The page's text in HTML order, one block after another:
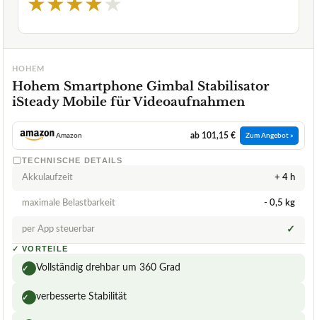
★★★★★
HOHEM
Hohem Smartphone Gimbal Stabilisator
iSteady Mobile für Videoaufnahmen
Amazon ab 101,15 € Zum Angebot »
TECHNISCHE DETAILS
Akkulaufzeit + 4 h
maximale Belastbarkeit - 0,5 kg
per App steuerbar ✓
✓ VORTEILE
✓ Vollständig drehbar um 360 Grad
✓ verbesserte Stabilität